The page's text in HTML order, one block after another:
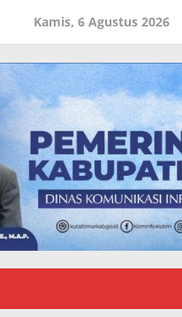
Kamis, 6 Agustus 2026